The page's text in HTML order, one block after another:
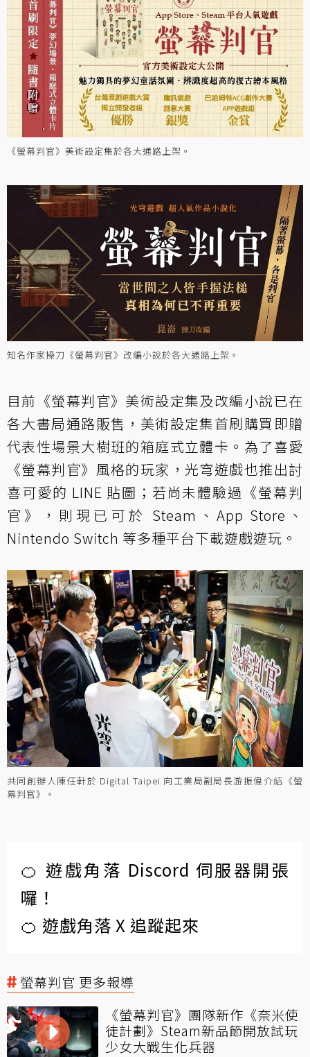
《螢幕判官》美術設定集於各大通路上架。
知名作家操刀《螢幕判官》改編小說於各大通路上架。
目前《螢幕判官》美術設定集及改編小說已在
各大書局通路販售，美術設定集首刷購買即贈
代表性場景大樹班的箱庭式立體卡。為了喜愛
《螢幕判官》風格的玩家，光穹遊戲也推出討
喜可愛的 LINE 貼圖；若尚未體驗過《螢幕判
官》，則現已可於 Steam、App Store、
Nintendo Switch 等多種平台下載遊戲遊玩。
共同創辦人陳任軒於 Digital Taipei 向工業局副局長游振偉介紹《螢
幕判官》。
🍊 遊戲角落 Discord 伺服器開張
囉！
🍊 遊戲角落 X 追蹤起來
螢幕判官 更多報導
《螢幕判官》團隊新作《奈米使
徒計劃》Steam新品節開放試玩
少女大戰生化兵器